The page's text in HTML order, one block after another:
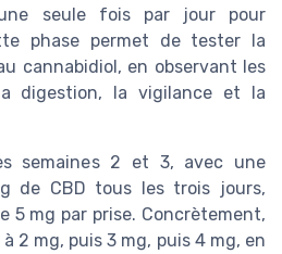
seule fois par jour pour
phase permet de tester la
cannabidiol, en observant les
digestion, la vigilance et la
semaines 2 et 3, avec une
de CBD tous les trois jours,
5 mg par prise. Concrètement,
2 mg, puis 3 mg, puis 4 mg, en